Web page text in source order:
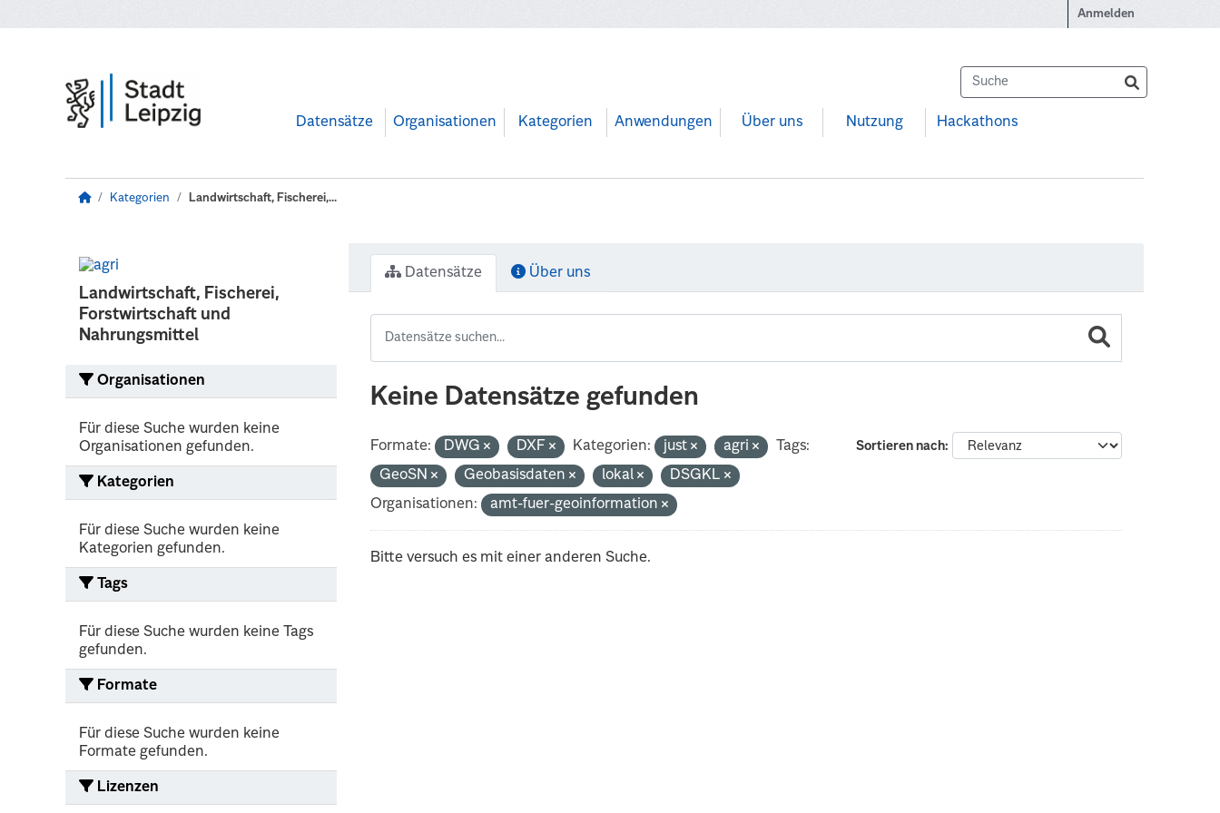
Anmelden
Datensätze Organisationen Kategorien Anwendungen Über uns Nutzung Hackathons
Kategorien Landwirtschaft, Fischerei,...
Landwirtschaft, Fischerei,
Forstwirtschaft und
Nahrungsmittel
Organisationen
Für diese Suche wurden keine
Organisationen gefunden.
Kategorien
Für diese Suche wurden keine
Kategorien gefunden.
Tags
Für diese Suche wurden keine Tags
gefunden.
Formate
Für diese Suche wurden keine
Formate gefunden.
Lizenzen
Datensätze Über uns
Keine Datensätze gefunden
Sortieren nach
Formate: DWG DXF Kategorien: just agri
Tags:
GeoSN
Geobasisdaten lokal
DSGKL
Organisationen:
amt-fuer-geoinformation
Bitte versuch es mit einer anderen Suche.